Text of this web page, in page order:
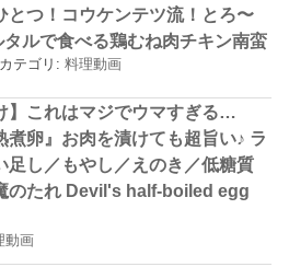
とつ！コウケンテツ流！とろ〜
タルで食べる鶏むね肉チキン南蛮
カテゴリ:料理動画
】これはマジでウマすぎる…
煮卵』お肉を漬けても超旨い♪ ラ
足し／もやし／えのき／低糖質
のたれ Devil's half-boiled egg
動画